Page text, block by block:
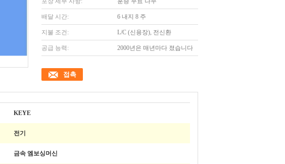
배달 시간: 6 내지 8 주
지불 조건: L/C (신용장), 전신환
공급 능력: 2000년은 매년마다 졌습니다
접촉
KEYE
전기
금속 엠보싱머신